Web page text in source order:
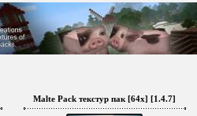
Malte Pack текстур пак [64x] [1.4.7]